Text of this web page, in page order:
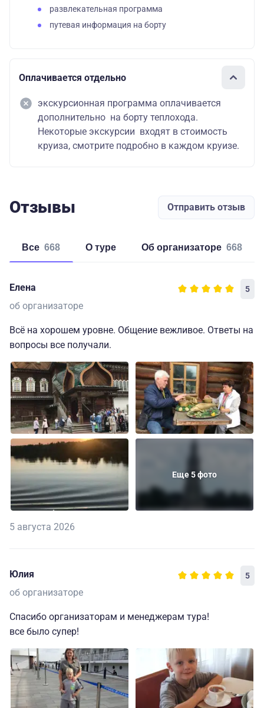
развлекательная программа
путевая информация на борту
Оплачивается отдельно
экскурсионная программа оплачивается
дополнительно на борту теплохода.
Некоторые экскурсии входят в стоимость
круиза, смотрите подробно в каждом круизе.
Отзывы Отправить отзыв
Все 668 о туре об организаторе 668
Елена 5
об организаторе
Всё на хорошем уровне. Общение вежливое. Ответы на
вопросы все получали.
Еще 5 фото
5 августа 2026
Юлия 5
об организаторе
Спасибо организаторам и менеджерам тура!
все было супер!